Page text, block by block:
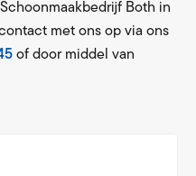
Both in
met ons op via ons
of door middel van